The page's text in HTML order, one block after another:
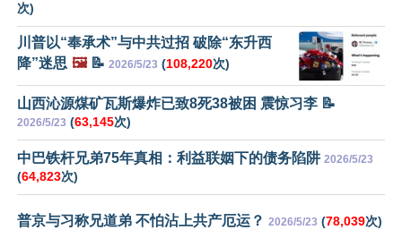
次)
川普以“奉承术”与中共过招 破除“东升西
降”迷思 🖼️📝 2026/5/23 (108,220次)
山西沁源煤矿瓦斯爆炸已致8死38被困 震惊习李 📝
2026/5/23 (63,145次)
中巴铁杆兄弟75年真相：利益联姻下的债务陷阱 2026/5/23
(64,823次)
普京与习称兄道弟 不怕沾上共产厄运？ 2026/5/23 (78,039次)